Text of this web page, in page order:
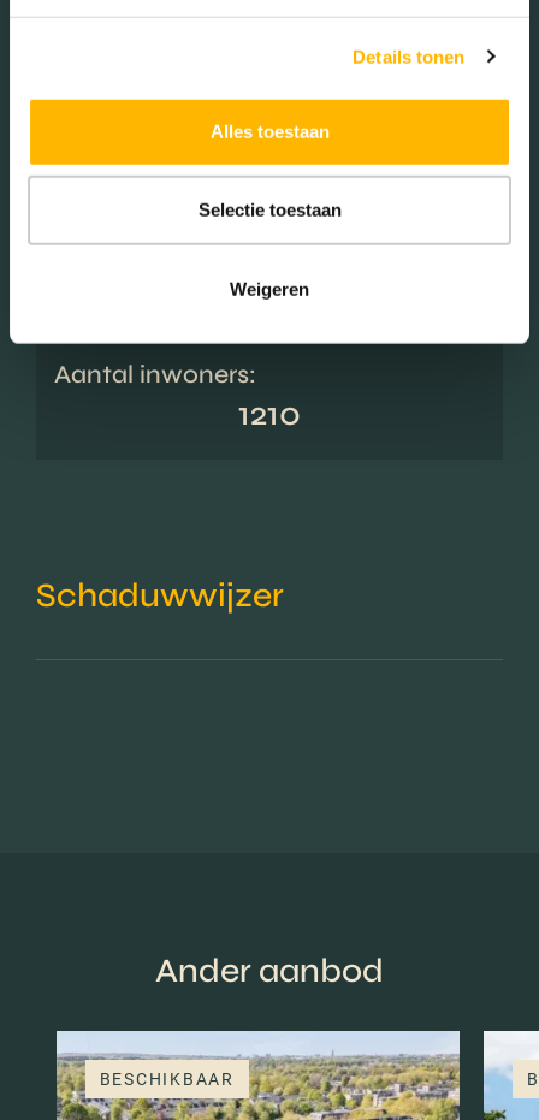
Details tonen
Alles toestaan
Selectie toestaan
Weigeren
Huur (73.74%)
Aantal inwoners:
1210
Schaduwwijzer
Ander aanbod
BESCHIKBAAR